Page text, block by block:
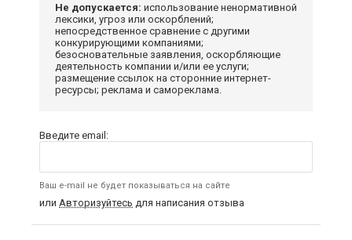
Не допускается: использование ненормативной
лексики, угроз или оскорблений;
непосредственное сравнение с другими
конкурирующими компаниями;
безосновательные заявления, оскорбляющие
деятельность компании и/или ее услуги;
размещение ссылок на сторонние интернет-
ресурсы; реклама и самореклама.
Введите email:
Ваш e-mail не будет показываться на сайте
или Авторизуйтесь для написания отзыва